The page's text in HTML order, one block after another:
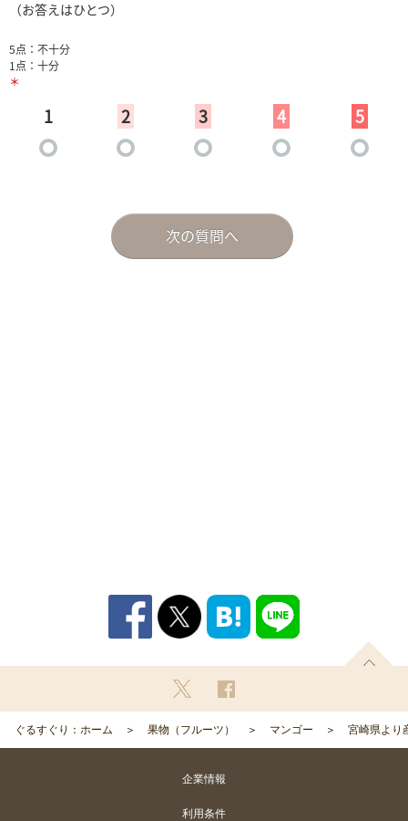
ぐるすぐり：ホーム 果物（フルーツ） マンゴー 宮崎県より
企業情報
利用条件